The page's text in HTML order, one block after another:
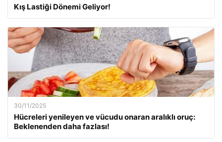
Kış Lastiği Dönemi Geliyor!
30/11/2025
Hücreleri yenileyen ve vücudu onaran aralıklı oruç:
Beklenenden daha fazlası!